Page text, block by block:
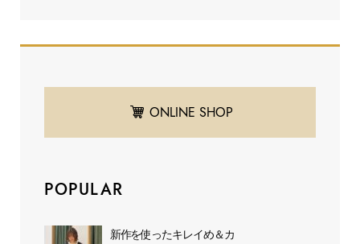
ONLINE SHOP
POPULAR
新作を使ったキレイめ＆カ